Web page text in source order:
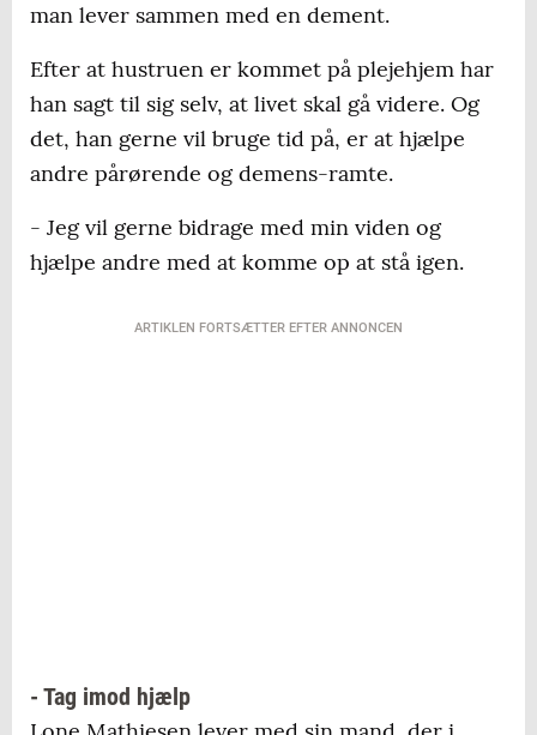
man lever sammen med en dement.
Efter at hustruen er kommet på plejehjem har
han sagt til sig selv, at livet skal gå videre. Og
det, han gerne vil bruge tid på, er at hjælpe
andre pårørende og demens-ramte.
- Jeg vil gerne bidrage med min viden og
hjælpe andre med at komme op at stå igen.
ARTIKLEN FORTSÆTTER EFTER ANNONCEN
- Tag imod hjælp